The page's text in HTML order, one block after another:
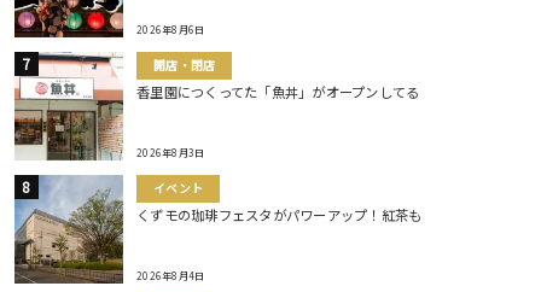
2026年8月6日
開店・閉店
香里園につくってた「魚丼」がオープンしてる
2026年8月3日
イベント
くずモの珈琲フェスタがパワーアップ！紅茶も
2026年8月4日